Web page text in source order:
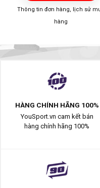
Thông tin đơn hàng, lịch sử
hàng
HÀNG CHÍNH HÃNG 100%
YouSport.vn cam kết bán
hàng chính hãng 100%